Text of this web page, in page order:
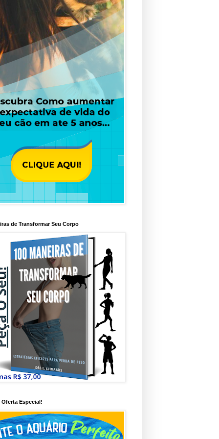
de Transformar Seu Corpo
Oferta Especial!